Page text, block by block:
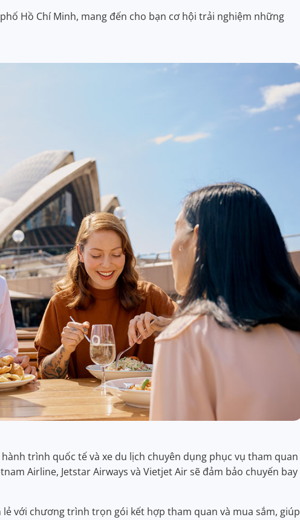
Hồ Chí Minh, mang đến cho bạn cơ hội trải nghiệm những
trình quốc tế và xe du lịch chuyên dụng phục vụ tham quan
Airline, Jetstar Airways và Vietjet Air sẽ đảm bảo chuyến bay
với chương trình trọn gói kết hợp tham quan và mua sắm, giúp